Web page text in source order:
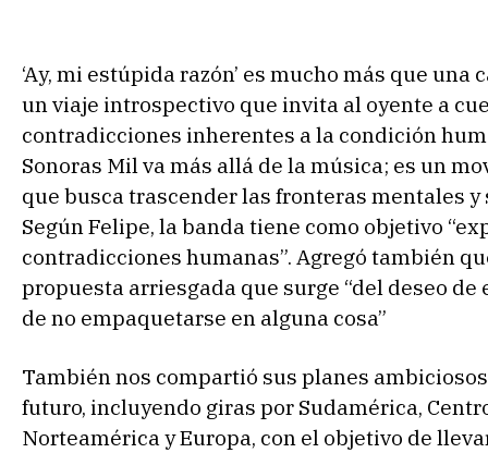
‘Ay, mi estúpida razón’ es mucho más que una
un viaje introspectivo que invita al oyente a
contradicciones inherentes a la condición
Sonoras Mil va más allá de la música; es un
que busca trascender las fronteras mentales y
Según Felipe, la banda tiene como objetivo
contradicciones humanas”. Agregó también
propuesta arriesgada que surge “del deseo de
de no empaquetarse en alguna cosa”
También nos compartió sus planes
futuro, incluyendo giras por Sudamérica,
Norteamérica y Europa, con el objetivo de